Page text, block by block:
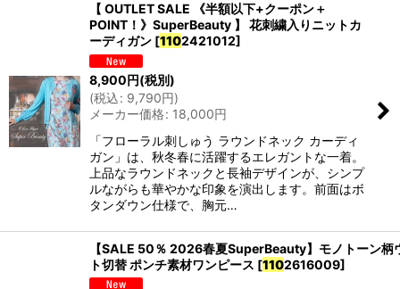
【 OUTLET SALE 《半額以下+クーポン＋
POINT！》SuperBeauty 】 花刺繍入りニットカ
ーディガン [1102421012]
8,900円(税別)
(税込: 9,790円)
メーカー価格: 18,000円
「フローラル刺しゅう ラウンドネック カーディ
ガン」は、秋冬春に活躍するエレガントな一着。
上品なラウンドネックと長袖デザインが、シンプ
ルながらも華やかな印象を演出します。前面はボ
タンダウン仕様で、胸元…
【SALE 50％ 2026春夏SuperBeauty】モノトーン柄
ト切替 ポンチ素材ワンピース [1102616009]